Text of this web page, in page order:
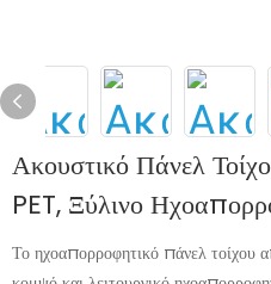
Ακουστικό Πάνελ
PET, Ξύλινο
Το ηχοαπορροφητικό πάνελ τοίχου